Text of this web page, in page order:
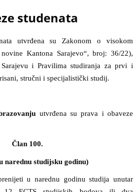
studenata
utvrđena su Zakonom o visokom
Kantona Sarajevo“, broj: 36/22),
i Pravilima studiranja za prvi i
stručni i specijalistički studij.
utvrđena su prava i obaveze
Član 100.
narednu studijsku godinu)
u narednu godinu studija unutar